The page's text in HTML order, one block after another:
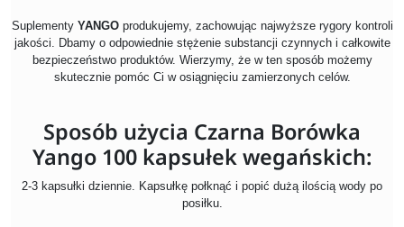
Suplementy YANGO produkujemy, zachowując najwyższe rygory kontroli
jakości. Dbamy o odpowiednie stężenie substancji czynnych i całkowite
bezpieczeństwo produktów. Wierzymy, że w ten sposób możemy
skutecznie pomóc Ci w osiągnięciu zamierzonych celów.
Sposób użycia Czarna Borówka
Yango 100 kapsułek wegańskich:
2-3 kapsułki dziennie. Kapsułkę połknąć i popić dużą ilością wody po
posiłku.